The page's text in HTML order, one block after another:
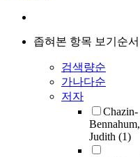
좁혀본 항목 보기순서
검색량순
가나다순
저자
Chazin-
Bennahum,
Judith (1)